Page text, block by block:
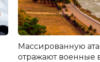
Массированную
отражают военные